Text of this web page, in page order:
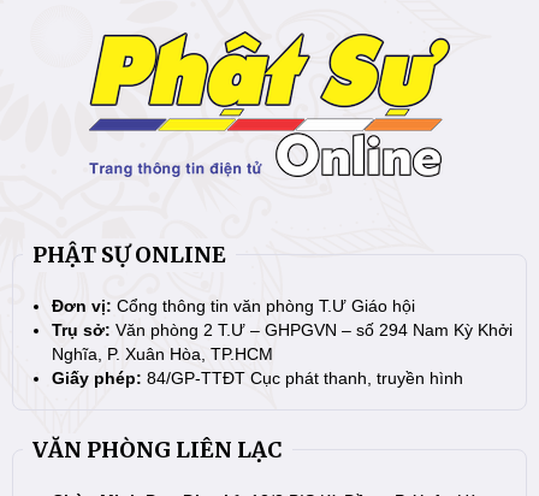
PHẬT SỰ ONLINE
Đơn vị: Cổng thông tin văn phòng T.Ư Giáo hội
Trụ sở: Văn phòng 2 T.Ư – GHPGVN – số 294 Nam Kỳ Khởi
Nghĩa, P. Xuân Hòa, TP.HCM
Giấy phép: 84/GP-TTĐT Cục phát thanh, truyền hình
VĂN PHÒNG LIÊN LẠC